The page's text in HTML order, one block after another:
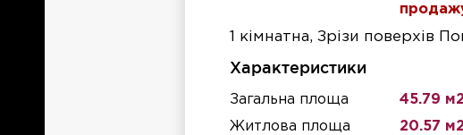
1 кімнатна, Зрізи поверхів
Характеристики
Загальна площа
45.79 м2
Житлова площа
20.57 м2